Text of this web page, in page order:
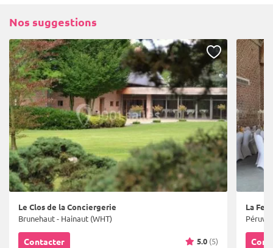
Nos suggestions
Le Clos de la Conciergerie
Brunehaut - Hainaut (WHT)
Contacter 5.0 (5)
La